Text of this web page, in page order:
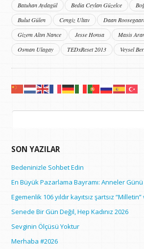
Batuhan Aydagül
Bedia Ceylan Güzelce
Bulut Gülen
Cengiz Ultav
Daan
Gizem Altın Nance
Jesse Honsa
Masis
Osman Ulagay
TEDxReset 2013 Veysel
Arama:
SON YAZILAR
Bedeninizle Sohbet Edin
En Büyük Pazarlama Bayramı: Anneler Günü
Egemenlik 106 yıldır kayıtsız şartsız
Senede Bir Gün Değil, Hep Kadınız 2026
Sevginin Ölçüsü Yoktur
Merhaba #2026